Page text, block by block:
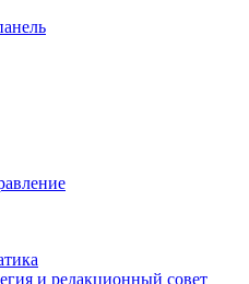
и редакционный совет